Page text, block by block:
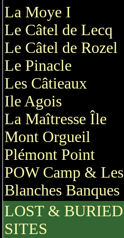
La Moye I
Le Câtel de Lecq
Le Câtel de Rozel
Le Pinacle
Les Câtieaux
Ile Agois
La Maîtresse Île
Mont Orgueil
Plémont Point
POW Camp & Les
Blanches Banques
LOST & BURIED
SITES